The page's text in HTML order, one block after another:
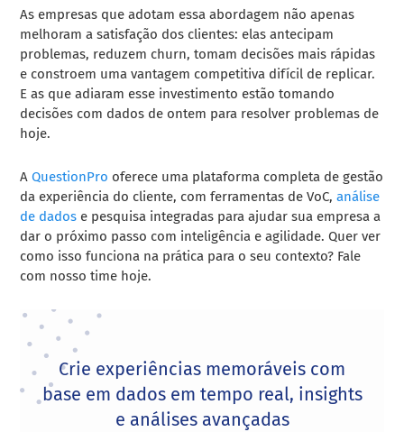
As empresas que adotam essa abordagem não apenas
melhoram a satisfação dos clientes: elas antecipam
problemas, reduzem churn, tomam decisões mais rápidas
e constroem uma vantagem competitiva difícil de replicar.
E as que adiaram esse investimento estão tomando
decisões com dados de ontem para resolver problemas de
hoje.
AQuestionPro oferece uma plataforma completa de gestão
da experiência do cliente, com ferramentas de VoC,análise
de dados e pesquisa integradas para ajudar sua empresa a
dar o próximo passo com inteligência e agilidade. Quer ver
como isso funciona na prática para o seu contexto? Fale
com nosso time hoje.
Crie experiências memoráveis com
base em dados em tempo real, insights
e análises avançadas